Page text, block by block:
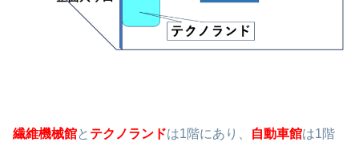
繊維機械館と テクノランドは1階にあり、 自動車館は1階